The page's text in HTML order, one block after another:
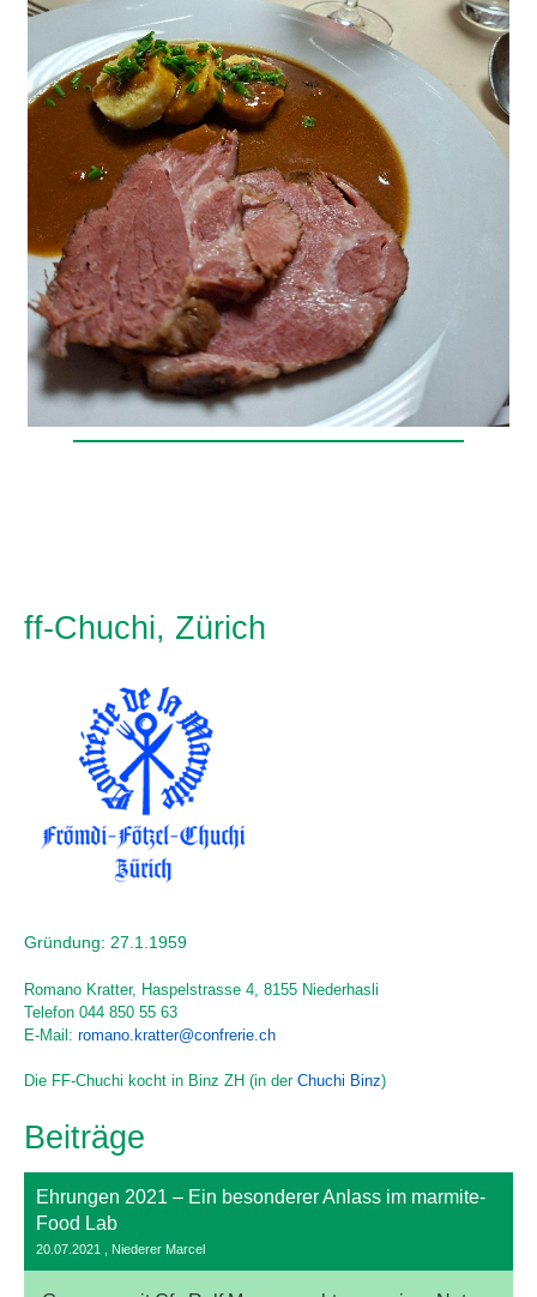
ff-Chuchi, Zürich
Gründung: 27.1.1959
Romano Kratter, Haspelstrasse 4, 8155 Niederhasli
Telefon 044 850 55 63
E-Mail: romano.kratter@confrerie.ch
Die FF-Chuchi kocht in Binz ZH (in der Chuchi Binz)
Beiträge
Ehrungen 2021 – Ein besonderer Anlass im marmite-
Food Lab
20.07.2021 , Niederer Marcel